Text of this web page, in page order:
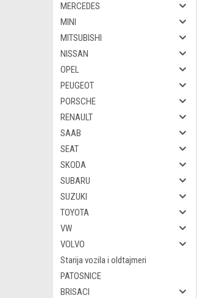
MERCEDES
MINI
MITSUBISHI
NISSAN
OPEL
PEUGEOT
PORSCHE
RENAULT
SAAB
SEAT
SKODA
SUBARU
SUZUKI
TOYOTA
VW
VOLVO
Starija vozila i oldtajmeri
PATOSNICE
BRISACI